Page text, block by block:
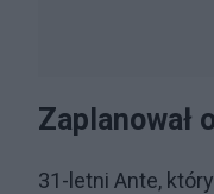
Zaplanował
31-letni Ante,